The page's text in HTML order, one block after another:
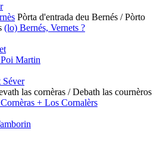
Pòrta d'entrada deu Bernés / Pòrto
(lo) Bernés, Vernets ?
Martin
Séver
las cornèras / Debath las cournèros
+ Los Cornalèrs